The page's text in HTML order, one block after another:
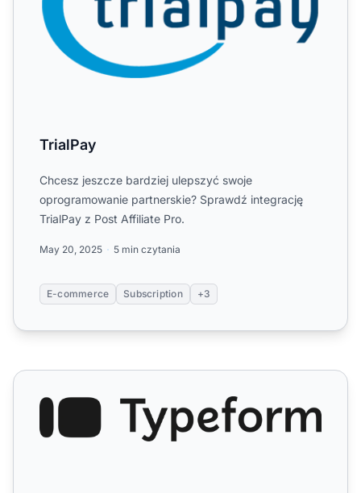
TrialPay
Chcesz jeszcze bardziej ulepszyć swoje
oprogramowanie partnerskie? Sprawdź integrację
TrialPay z Post Affiliate Pro.
May 20, 2025 5 min czytania
E-commerce Subscription +3
Typeform